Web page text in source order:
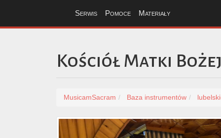
Serwis Pomoce Materiały
Kościół Matki
MusicamSacram Baza instrumentów